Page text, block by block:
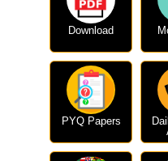
Download
PYQ Papers